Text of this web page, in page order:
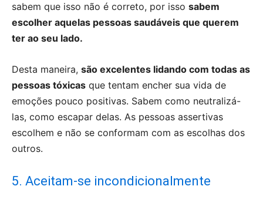
sabem que isso não é correto, por isso sabem
escolher aquelas pessoas saudáveis que querem
ter ao seu lado.
Desta maneira, são excelentes lidando com todas as
pessoas tóxicas que tentam encher sua vida de
emoções pouco positivas. Sabem como neutralizá-
las, como escapar delas. As pessoas assertivas
escolhem e não se conformam com as escolhas dos
outros.
5. Aceitam-se incondicionalmente